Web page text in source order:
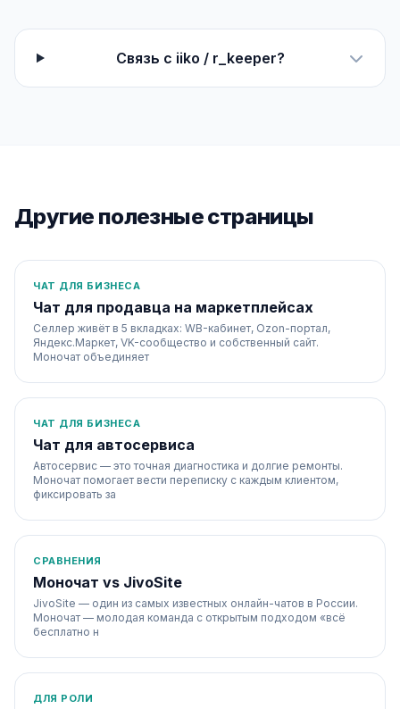
Связь с iiko / r_keeper?
Другие полезные страницы
ЧАТ ДЛЯ БИЗНЕСА
Чат для продавца на маркетплейсах
Селлер живёт в 5 вкладках: WB-кабинет, Ozon-портал,
Яндекс.Маркет, VK-сообщество и собственный сайт.
Моночат объединяет
ЧАТ ДЛЯ БИЗНЕСА
Чат для автосервиса
Автосервис — это точная диагностика и долгие ремонты.
Моночат помогает вести переписку с каждым клиентом,
фиксировать за
СРАВНЕНИЯ
Моночат vs JivoSite
JivoSite — один из самых известных онлайн-чатов в России.
Моночат — молодая команда с открытым подходом «всё
бесплатно н
ДЛЯ РОЛИ